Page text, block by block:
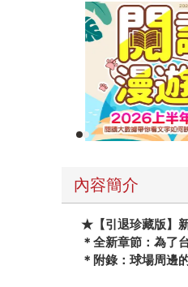
內容簡介
★ 【引退珍藏版】
＊全新章節：為了
＊附錄：球場周邊